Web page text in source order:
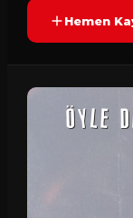
Hemen